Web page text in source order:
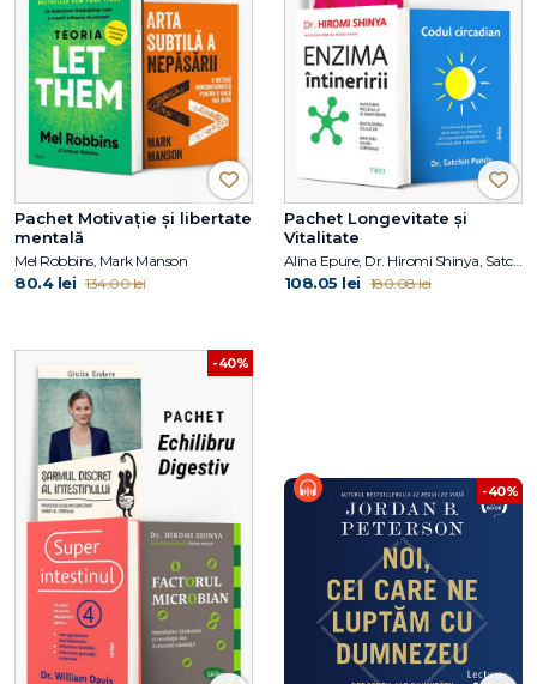
Pachet Motivație și libertate
mentală
Mel Robbins, Mark Manson
80.4 lei 134.00 lei
Pachet Longevitate și
Vitalitate
Alina Epure, Dr. Hiromi Shinya, Satchin Panda
108.05 lei 180.08 lei
-40%
-40%